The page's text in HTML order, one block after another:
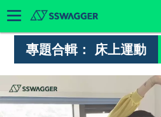
專題合輯： 床上運動